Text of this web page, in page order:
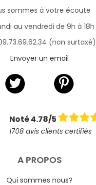
sommes à votre écoute
au vendredi de 9h à 18h
(non surtaxé)
Envoyer un email
Noté 4.78/5
1708 avis clients certifiés
A PROPOS
Qui sommes nous?